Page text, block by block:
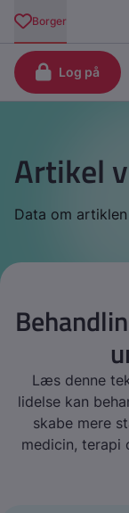
Artikel
Data om
Læs denne
lidelse kan
skabe mere
medicin, terapi